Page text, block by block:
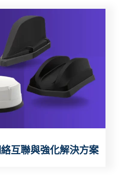
互聯與強化解決方案